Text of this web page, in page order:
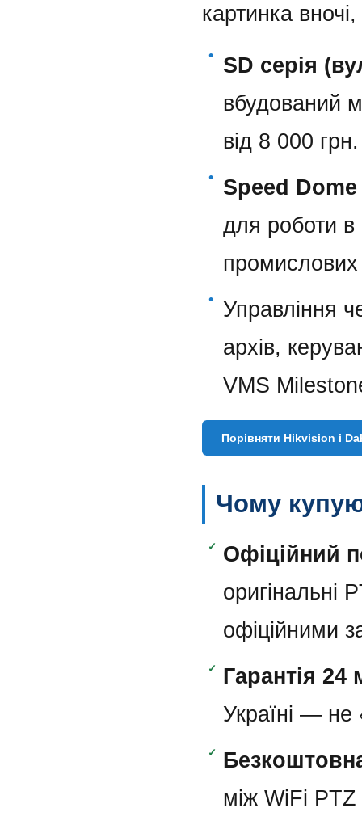
картинка
•
SD серія
вбудований
від 8 000 грн.
•
Speed Dome
для роботи в
промислових
•
Управління
архів,
VMS
Порівняти Hikvision і
Чому
✓
Офіційний
оригінальні
офіційними
✓
Гарантія 24
Україні — не
✓
між WiFi PTZ